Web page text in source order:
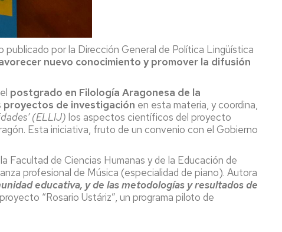
publicado por la Dirección General de Política Lingüística
nuevo conocimiento y promover la difusión
postgrado en Filología Aragonesa de la
proyectos de investigación en esta materia, y coordina,
(ELLIJ) los aspectos científicos del proyecto
Esta iniciativa, fruto de un convenio con el Gobierno
Facultad de Ciencias Humanas y de la Educación de
profesional de Música (especialidad de piano). Autora
educativa, y de las metodologías y resultados de
“Rosario Ustáriz”, un programa piloto de